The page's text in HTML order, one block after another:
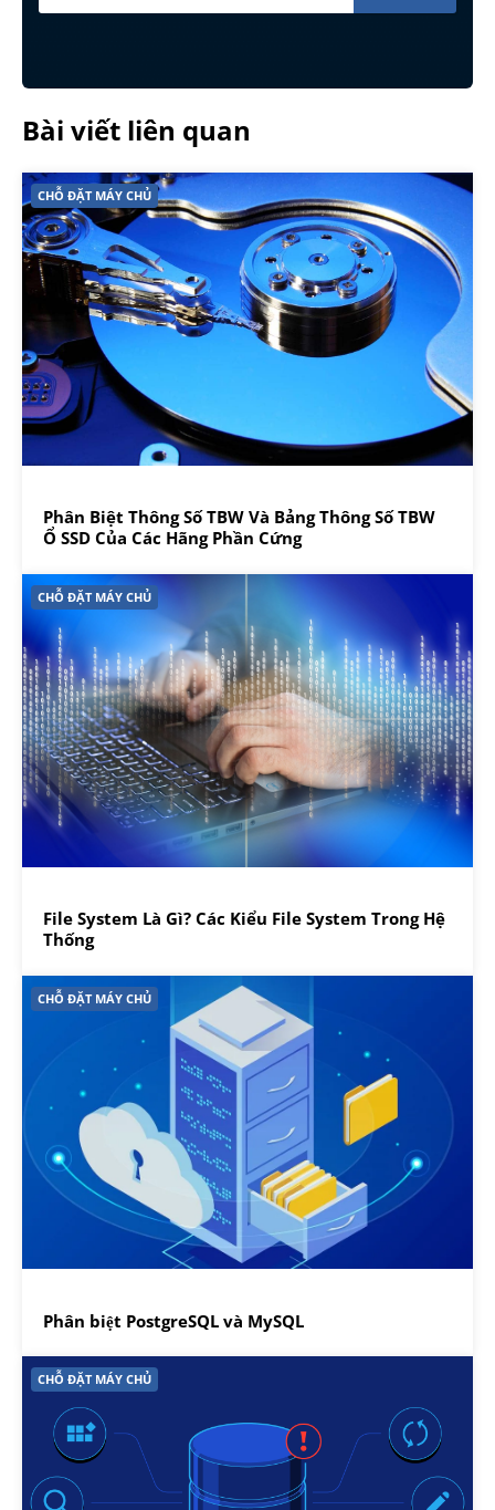
Bài viết liên quan
CHỖ ĐẶT MÁY CHỦ
Phân Biệt Thông Số TBW Và Bảng Thông Số TBW
Ổ SSD Của Các Hãng Phần Cứng
CHỖ ĐẶT MÁY CHỦ
File System Là Gì? Các Kiểu File System Trong Hệ
Thống
CHỖ ĐẶT MÁY CHỦ
Phân biệt PostgreSQL và MySQL
CHỖ ĐẶT MÁY CHỦ